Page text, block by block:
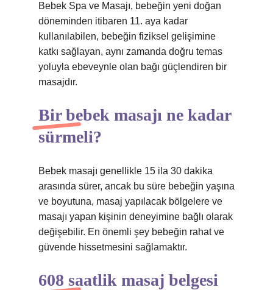
Bebek Spa ve Masajı, bebeğin yeni doğan
döneminden itibaren 11. aya kadar
kullanılabilen, bebeğin fiziksel gelişimine
katkı sağlayan, aynı zamanda doğru temas
yoluyla ebeveynle olan bağı güçlendiren bir
masajdır.
Bir bebek masajı ne kadar
sürmeli?
Bebek masajı genellikle 15 ila 30 dakika
arasında sürer, ancak bu süre bebeğin yaşına
ve boyutuna, masaj yapılacak bölgelere ve
masajı yapan kişinin deneyimine bağlı olarak
değişebilir. En önemli şey bebeğin rahat ve
güvende hissetmesini sağlamaktır.
608 saatlik masaj belgesi